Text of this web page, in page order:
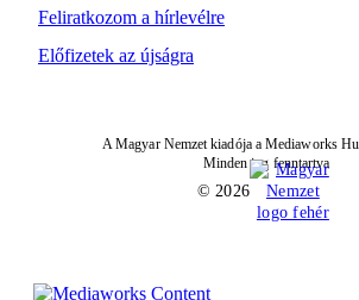
Feliratkozom a hírlevélre
Előfizetek az újságra
A Magyar Nemzet kiadója a Mediaworks
Minden jog fenntartva
© 2026